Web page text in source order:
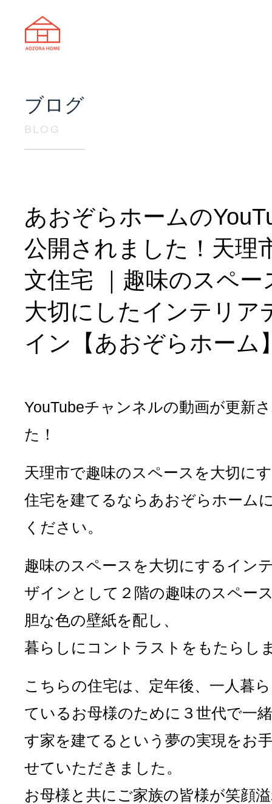
ブログ
BLOG
あおぞらホームの
公開されました！天理
文住宅 ｜趣味のスペー
大切にしたインテリア
イン【あおぞらホーム
YouTubeチャンネルの動画が更新
た！
天理市で趣味のスペースを大切に
住宅を建てるならあおぞらホーム
ください。
趣味のスペースを大切にするイン
ザインとして２階の趣味のスペー
胆な色の壁紙を配し、
暮らしにコントラストをもたらし
こちらの住宅は、定年後、一人暮
ているお母様のために３世代で一
す家を建てるという夢の実現をお
せていただきました。
お母様と共にご家族の皆様が笑顔